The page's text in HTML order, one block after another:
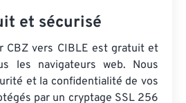
et sécurisé
CBZ vers CIBLE est gratuit et
les navigateurs web. Nous
et la confidentialité de vos
par un cryptage SSL 256